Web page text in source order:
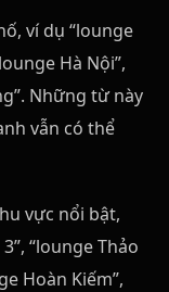
ví dụ “lounge
Hà Nội”,
Những từ này
vẫn có thể
vực nổi bật,
“lounge Thảo
Hoàn Kiếm”,